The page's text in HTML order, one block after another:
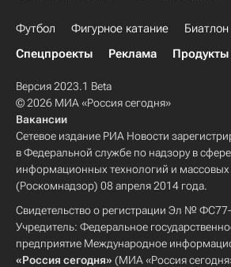
Футбол Фигурное катание Биатлон
Спецпроекты
Реклама
Версия 2023.1 Beta
© 2026 МИА «Россия сегодня»
Вакансии
Сетевое издание РИА Новости
в Федеральной службе по надзору в
информационных технологий и
(Роскомнадзор) 08 апреля 2014 года.
Свидетельство о регистрации Эл №
Учредитель: Федеральное
предприятие Международное
«Россия сегодня» (МИА «Россия